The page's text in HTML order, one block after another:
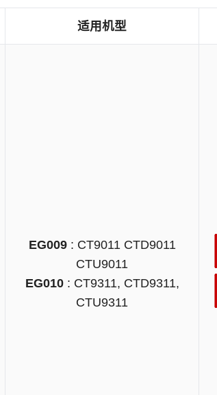
适用机型
EG009: CT9011 CTD9011
CTU9011
EG010: CT9311, CTD9311,
CTU9311